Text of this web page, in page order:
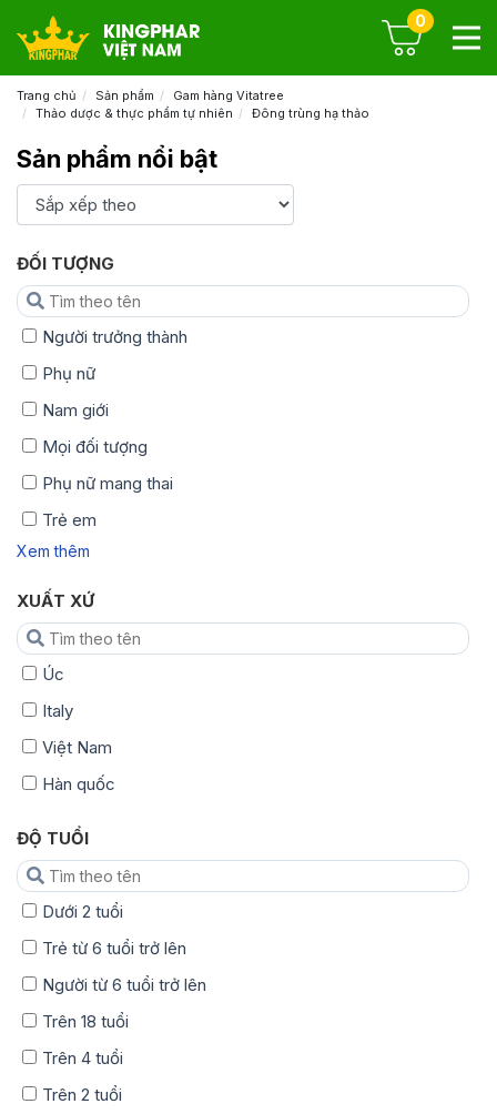
0
Trang chủ Sản phẩm
Gam hàng Vitatree
Thảo dược & thực phẩm tự nhiên
Đông trùng hạ thảo
ĐỐI TƯỢNG
Người trưởng thành
Phụ nữ
Nam giới
Mọi đối tượng
Phụ nữ mang thai
Trẻ em
Xem thêm
XUẤT XỨ
Úc
Italy
Việt Nam
Hàn quốc
ĐỘ TUỔI
Dưới 2 tuổi
Trẻ từ 6 tuổi trở lên
Người từ 6 tuổi trở lên
Trên 18 tuổi
Trên 4 tuổi
Trên 2 tuổi
Sản phẩm nổi bật